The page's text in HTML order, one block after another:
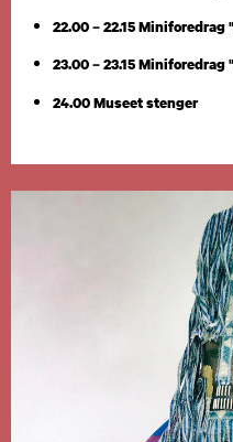
22.00 – 22.15
23.00 – 23.15
24.00 Museet stenger